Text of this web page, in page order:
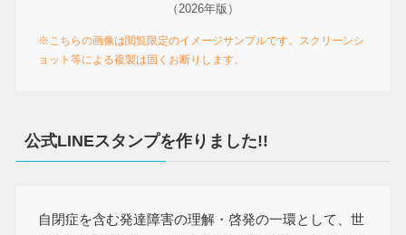
（2026年版）
※こちらの画像は閲覧限定のイメージサンプルです。スクリーンシ
ョット等による複製は固くお断りします。
公式LINEスタンプを作りました!!
自閉症を含む発達障害の理解・啓発の一環として、世